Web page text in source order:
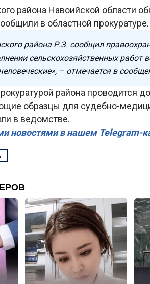
района Навоийской области
в областной прокуратуре.
района Р.З. сообщил
сельскохозяйственных работ
– отмечается в
района проводится
образцы для судебно-
в ведомстве.
новостями в нашем Telegram-